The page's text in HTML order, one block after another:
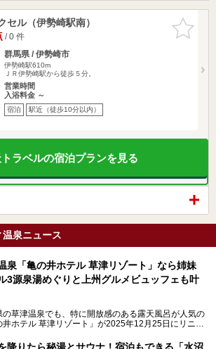
お気に入
りに追加
ル（伊勢崎駅南）
/ 0 件
群馬県 / 伊勢崎市
伊勢崎駅610m
ＪＲ伊勢崎駅から徒歩５分。
営業時間
入浴料金 ～
宿泊 駅近（徒歩10分以内）
ラベルの宿泊プランを見る
泉ニュース
泉「亀の井ホテル 草津リゾート」なら姉妹
3源泉湯めぐりと上州グルメビュッフェも叶
の草津温泉でも、特に開放感のある露天風呂が人気の
井ホテル 草津リゾート」が2025年12月25日にリニュ
や客室が綺麗になって、上州グルメにこだわったビュ
降りたら秘湯とサウナ！宿泊もできる「水沼